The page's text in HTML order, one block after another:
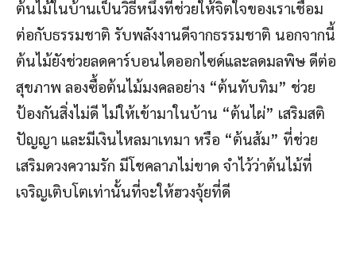
ต้นไม้ในบ้านเป็นวิธีหนึ่งที่ช่วยให้จิตใจของเราเชื่อม
ต่อกับธรรมชาติ รับพลังงานดีจากธรรมชาติ นอกจากนี้
ต้นไม้ยังช่วยลดคาร์บอนไดออกไซด์และลดมลพิษ ดีต่อ
สุขภาพ ลองซื้อต้นไม้มงคลอย่าง “ต้นทับทิม” ช่วย
ป้องกันสิ่งไม่ดี ไม่ให้เข้ามาในบ้าน “ต้นไผ่” เสริมสติ
ปัญญา และมีเงินไหลมาเทมา หรือ “ต้นส้ม” ที่ช่วย
เสริมดวงความรัก มีโชคลาภไม่ขาด จำไว้ว่าต้นไม้ที่
เจริญเติบโตเท่านั้นที่จะให้ฮวงจุ้ยที่ดี